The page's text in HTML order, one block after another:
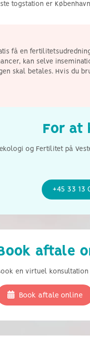
togstation er
få en
kan selve
skal betales. Hvis du
For at
og Fertilitet på
+45 33 13
aftale
en virtuel
Book aftale online